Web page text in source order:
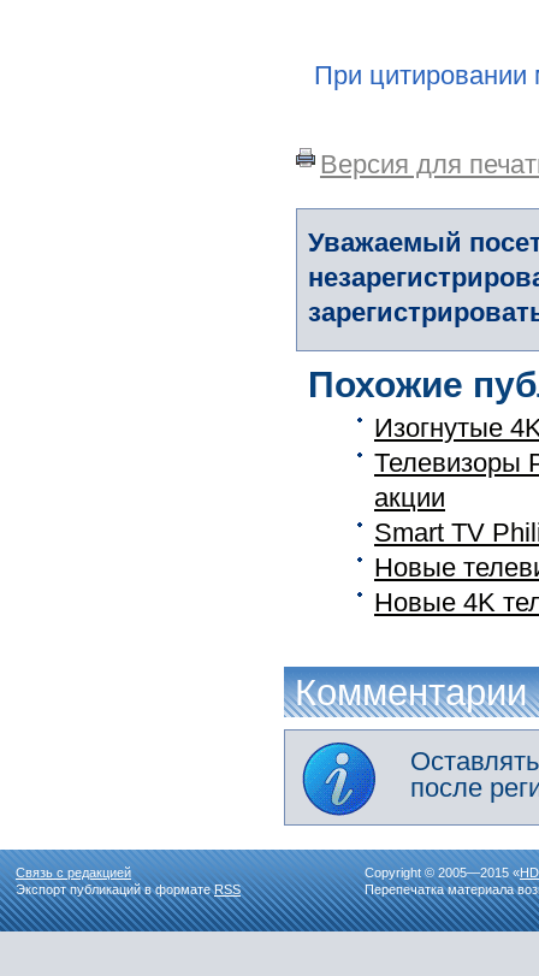
При цитировании
Версия для
Уважаемый
Похожие
Изогнутые
Телевизоры
акции
Smart TV
Новые
Новые 4K
Комментарии
после
Связь с редакцией
Экспорт публикаций в форматеRSS
Copyright © 2005—2015 «
Перепечатка материала